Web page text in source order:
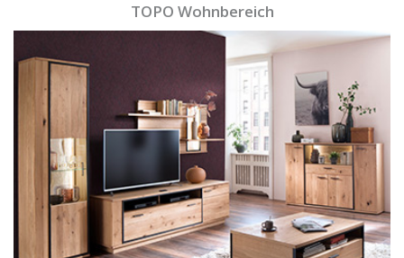
TOPO Wohnbereich